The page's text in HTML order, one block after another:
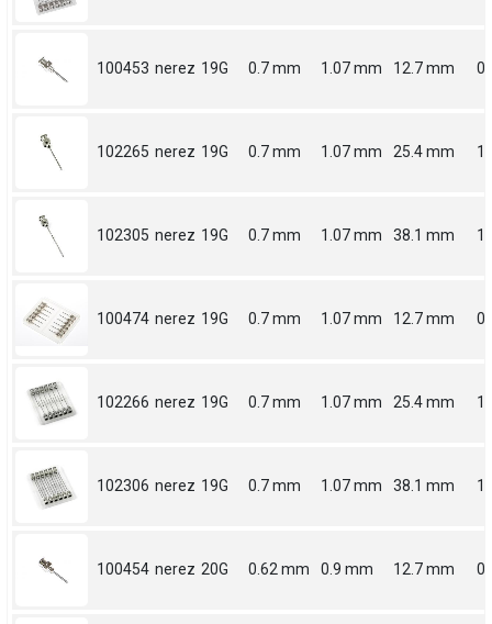
100453 nerez 19G 0.7 mm 1.07 mm 12.7 mm
102265 nerez 19G 0.7 mm 1.07 mm 25.4 mm 1
102305 nerez 19G 0.7 mm 1.07 mm 38.1 mm
100474 nerez 19G 0.7 mm 1.07 mm 12.7 mm
102266 nerez 19G 0.7 mm 1.07 mm 25.4 mm 1
102306 nerez 19G 0.7 mm 1.07 mm 38.1 mm
100454 nerez 20G 0.62 mm 0.9 mm 12.7 mm